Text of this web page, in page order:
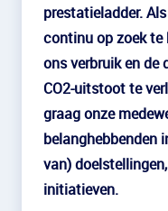
prestatieladder.
continu op zoek te
ons verbruik en de
CO2-uitstoot te
graag onze
belanghebbenden
van)
initiatieven.